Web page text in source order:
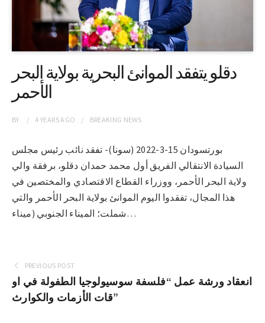
دقلو يتفقد الموانئ البحرية بولاية البحر
الأحمر
BY 4 YEARSAGO BREAKING NEWS
بورتسودان 15-3-2022 (سونا)- تفقد نائب رئيس مجلس
السيادة الانتقالي الفريق أول محمد حمدان دقلو، برفقة والي
ولاية البحر الأحمر، ووزراء القطاع الاقتصادي والمختصين في
هذا المجال، تفقدوا اليوم الموانئ بولاية البحر الأحمر والتي
شملت؛ الميناء الجنوبي (ميناء…
PREVIOUS POST
انعقاد ورشة عمل “فلسفة سوسيولوجيا الطفولة في او
قات الأزمات والكوارث”